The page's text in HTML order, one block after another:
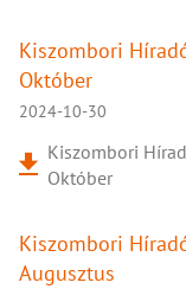
Kiszombori
Október
2024-10-30
Kiszombori
Október
Kiszombori
Augusztus